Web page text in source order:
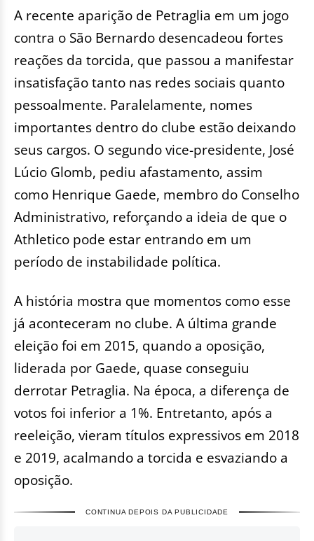
A recente aparição de Petraglia em um jogo
contra o São Bernardo desencadeou fortes
reações da torcida, que passou a manifestar
insatisfação tanto nas redes sociais quanto
pessoalmente. Paralelamente, nomes
importantes dentro do clube estão deixando
seus cargos. O segundo vice-presidente, José
Lúcio Glomb, pediu afastamento, assim
como Henrique Gaede, membro do Conselho
Administrativo, reforçando a ideia de que o
Athletico pode estar entrando em um
período de instabilidade política.
A história mostra que momentos como esse
já aconteceram no clube. A última grande
eleição foi em 2015, quando a oposição,
liderada por Gaede, quase conseguiu
derrotar Petraglia. Na época, a diferença de
votos foi inferior a 1%. Entretanto, após a
reeleição, vieram títulos expressivos em 2018
e 2019, acalmando a torcida e esvaziando a
oposição.
CONTINUA DEPOIS DA PUBLICIDADE